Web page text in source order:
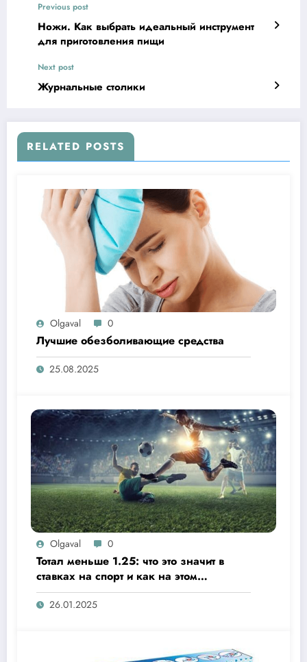
Previous post
Ножи. Как выбрать идеальный инструмент
для приготовления пищи
Next post
Журнальные столики
RELATED POSTS
Olgaval 0
Лучшие обезболивающие средства
25.08.2025
Olgaval 0
Тотал меньше 1.25: что это значит в
ставках на спорт и как на этом
заработать?
26.01.2025